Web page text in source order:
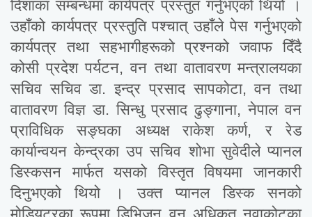
दिशाका सम्बन्धमा कार्यपत्र प्रस्तुत गर्नुभएको थियो ।
उहाँको कार्यपत्र प्रस्तुति पश्चात् उहाँले पेस गर्नुभएको
कार्यपत्र तथा सहभागीहरूको प्रश्नको जवाफ दिँदै
कोसी प्रदेश पर्यटन, वन तथा वातावरण मन्त्रालयका
सचिव सचिव डा. इन्द्र प्रसाद सापकोटा, वन तथा
वातावरण विज्ञ डा. सिन्धु प्रसाद ढुङ्गाना, नेपाल वन
प्राविधिक सङ्घका अध्यक्ष राकेश कर्ण, र रेड
कार्यान्वयन केन्द्रका उप सचिव शोभा सुवेदीले प्यानल
डिस्कसन मार्फत यसको विस्तृत विषयमा जानकारी
दिनुभएको थियो । उक्त प्यानल डिस्क सनको